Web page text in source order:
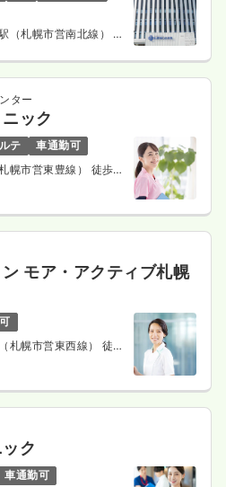
（札幌市営南北線） 徒
ター
ック
テ
車通勤可
幌市営東豊線） 徒歩1
モア・アクティブ札幌
札幌市営東西線） 徒歩
ク
車通勤可